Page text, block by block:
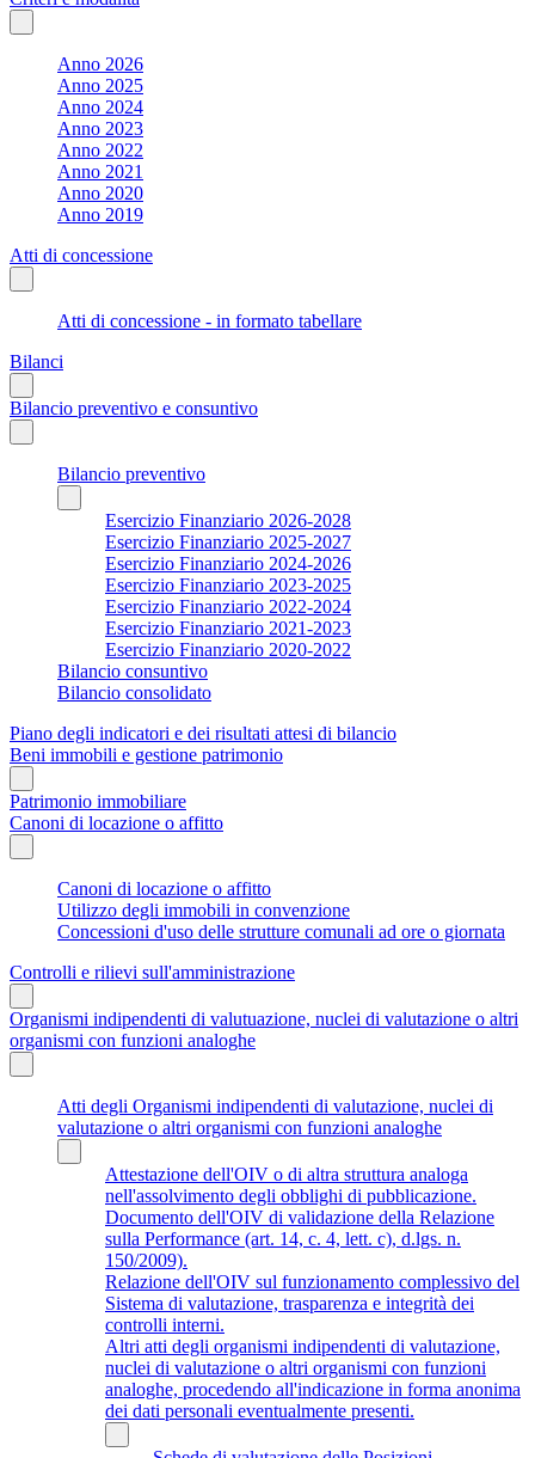
Anno 2026
Anno 2025
Anno 2024
Anno 2023
Anno 2022
Anno 2021
Anno 2020
Anno 2019
Atti di concessione
Atti di concessione - in formato tabellare
Bilanci
Bilancio preventivo e consuntivo
Bilancio preventivo
Esercizio Finanziario 2026-2028
Esercizio Finanziario 2025-2027
Esercizio Finanziario 2024-2026
Esercizio Finanziario 2023-2025
Esercizio Finanziario 2022-2024
Esercizio Finanziario 2021-2023
Esercizio Finanziario 2020-2022
Bilancio consuntivo
Bilancio consolidato
Piano degli indicatori e dei risultati attesi di bilancio
Beni immobili e gestione patrimonio
Patrimonio immobiliare
Canoni di locazione o affitto
Canoni di locazione o affitto
Utilizzo degli immobili in convenzione
Concessioni d'uso delle strutture comunali ad ore o giornata
Controlli e rilievi sull'amministrazione
Organismi indipendenti di valutuazione, nuclei di valutazione o altri
organismi con funzioni analoghe
Atti degli Organismi indipendenti di valutazione, nuclei di
valutazione o altri organismi con funzioni analoghe
Attestazione dell'OIV o di altra struttura analoga
nell'assolvimento degli obblighi di pubblicazione.
Documento dell'OIV di validazione della Relazione
sulla Performance (art. 14, c. 4, lett. c), d.lgs. n.
150/2009).
Relazione dell'OIV sul funzionamento complessivo del
Sistema di valutazione, trasparenza e integrità dei
controlli interni.
Altri atti degli organismi indipendenti di valutazione,
nuclei di valutazione o altri organismi con funzioni
analoghe, procedendo all'indicazione in forma anonima
dei dati personali eventualmente presenti.